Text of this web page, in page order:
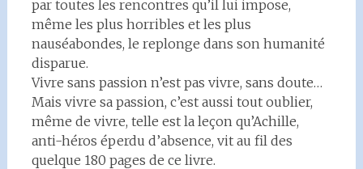
par toutes les rencontres qu’il lui impose,
même les plus horribles et les plus
nauséabondes, le replonge dans son humanité
disparue.
Vivre sans passion n’est pas vivre, sans doute…
Mais vivre sa passion, c’est aussi tout oublier,
même de vivre, telle est la leçon qu’Achille,
anti-héros éperdu d’absence, vit au fil des
quelque 180 pages de ce livre.